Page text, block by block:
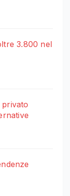
3.800 nel